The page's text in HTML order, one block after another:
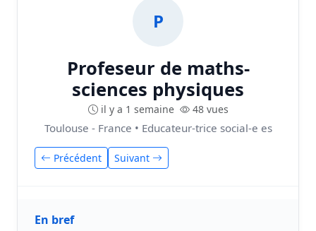
P
Profeseur de maths-
sciences physiques
il y a 1 semaine 48 vues
Toulouse - France • Educateur-trice social-e es
Précédent Suivant
En bref